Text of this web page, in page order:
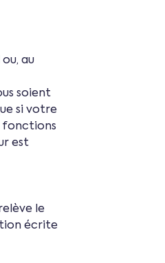
au
soient
si votre
fonctions
est
le
écrite